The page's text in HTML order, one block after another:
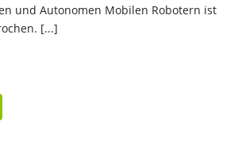
und Autonomen Mobilen Robotern ist
[...]